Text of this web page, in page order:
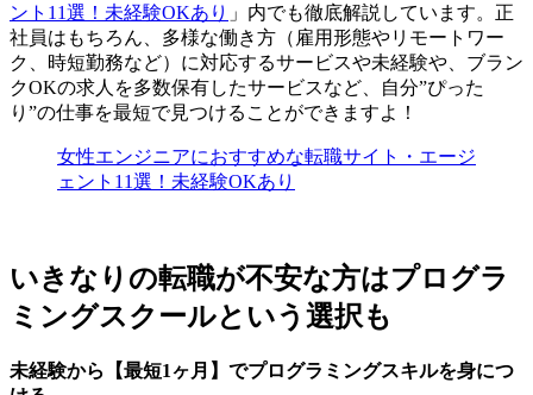
ント11選！未経験OKあり 」内でも徹底解説しています。正
社員はもちろん、多様な働き方（雇用形態やリモートワー
ク、時短勤務など）に対応するサービスや未経験や、ブラン
クOKの求人を多数保有したサービスなど、自分”ぴった
り”の仕事を最短で見つけることができますよ！
女性エンジニアにおすすめな転職サイト・エージ
ェント11選！未経験OKあり
いきなりの転職が不安な方はプログラ
ミングスクールという選択も
未経験から【最短1ヶ月】でプログラミングスキルを身につ